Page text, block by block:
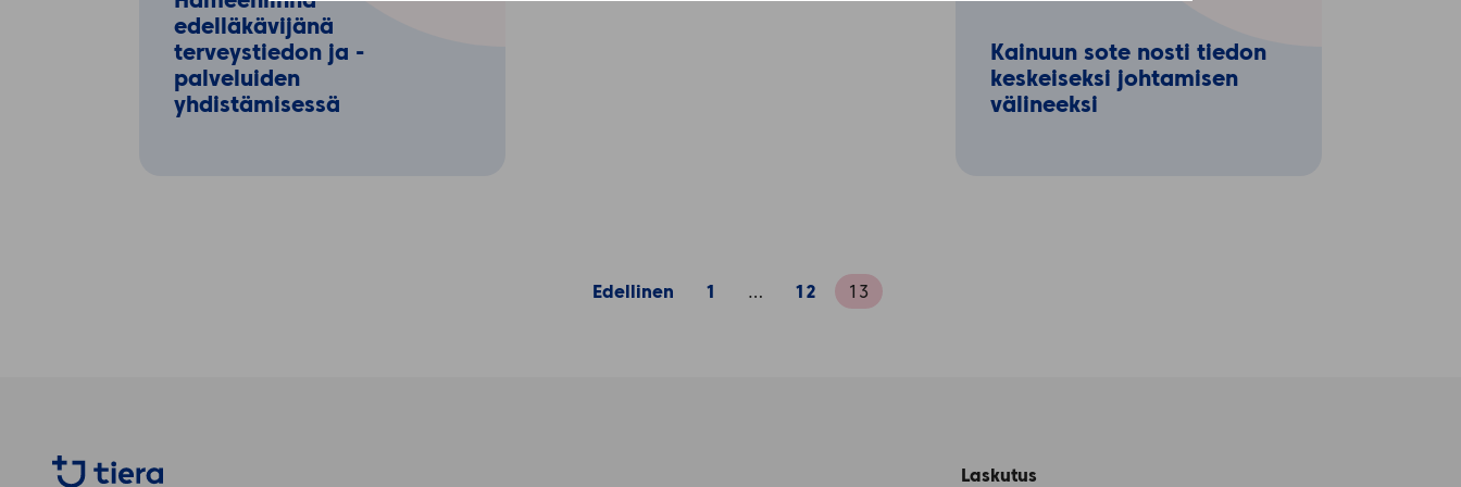
edelläkävijänä
terveystiedon ja -
palveluiden
yhdistämisessä
Kainuun sote nosti tiedon
keskeiseksi johtamisen
välineeksi
Edellinen 1 … 12 13
Tiera
Laskutus